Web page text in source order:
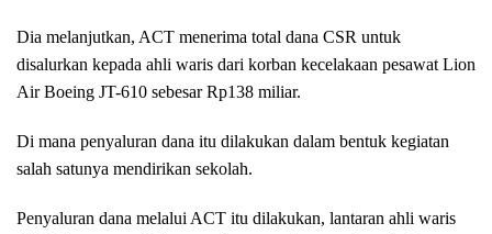
Dia melanjutkan, ACT menerima total dana CSR untuk
disalurkan kepada ahli waris dari korban kecelakaan pesawat Lion
Air Boeing JT-610 sebesar Rp138 miliar.
Di mana penyaluran dana itu dilakukan dalam bentuk kegiatan
salah satunya mendirikan sekolah.
Penyaluran dana melalui ACT itu dilakukan, lantaran ahli waris